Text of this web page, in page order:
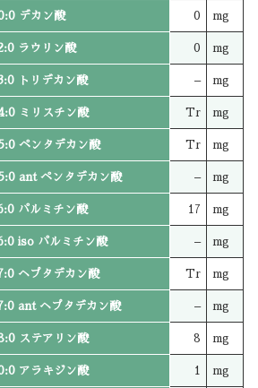
デカン酸 0 mg
ラウリン酸 0 mg
トリデカン酸 – mg
ミリスチン酸 Tr mg
ペンタデカン酸 Tr mg
ant ペンタデカン酸 – mg
パルミチン酸 17 mg
iso パルミチン酸 – mg
ヘプタデカン酸 Tr mg
ant ヘプタデカン酸 – mg
ステアリン酸 8 mg
アラキジン酸 1 mg